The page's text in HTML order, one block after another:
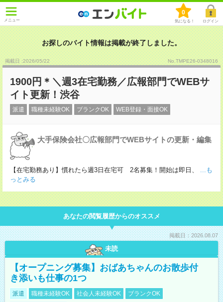
メニュー
0
気になる！ ログイン
お探しのバイト情報は掲載が終了しました。
掲載日 :2026/05/22 No.TMPE26-0348016
1900円＊＼週3在宅勤務／広報部門でWEBサ
イト更新！渋谷
派遣 職種未経験OK ブランクOK WEB登録・面接OK
大手保険会社〇広報部門でWEBサイトの更新・編集
【在宅勤務あり】慣れたら週3日在宅可 2名募集！開始は即日、
...も
っとみる
あなたの閲覧履歴からのオススメ
掲載日：2026.08.07
未読
【オープニング募集】おばあちゃんのお散歩付
き添いも仕事の1つ
派遣 職種未経験OK 社会人未経験OK
ブランクOK